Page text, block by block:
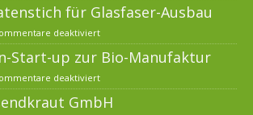
für Glasfaser-Ausbau
deaktiviert
Start-up zur Bio-Manufaktur
deaktiviert
GmbH